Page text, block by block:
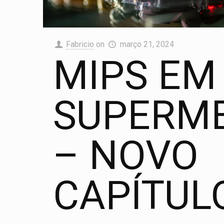
Fabricio on março 21, 2024
MIPS EM
– NOVO